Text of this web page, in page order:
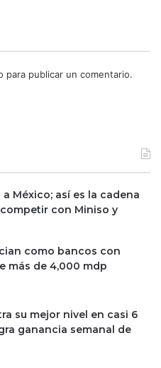
para publicar un comentario.
a México; así es la cadena
con Miniso y
como bancos con
más de 4,000 mdp
su mejor nivel en casi 6
ganancia semanal de